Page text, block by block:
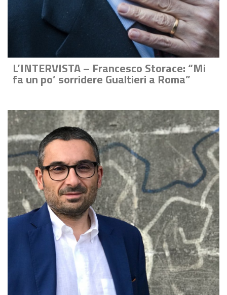
L’INTERVISTA – Francesco Storace: “Mi
fa un po’ sorridere Gualtieri a Roma”